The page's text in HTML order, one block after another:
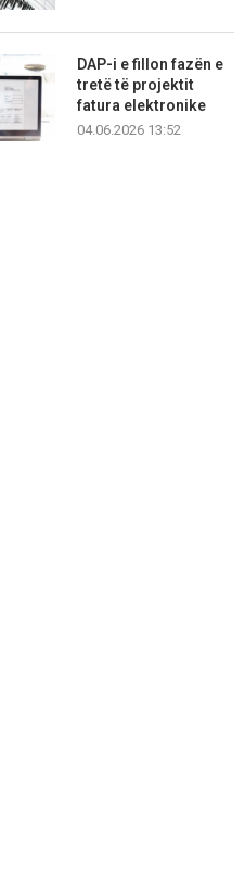
DAP-i e fillon fazën e
tretë të projektit
fatura elektronike
04.06.2026 13:52